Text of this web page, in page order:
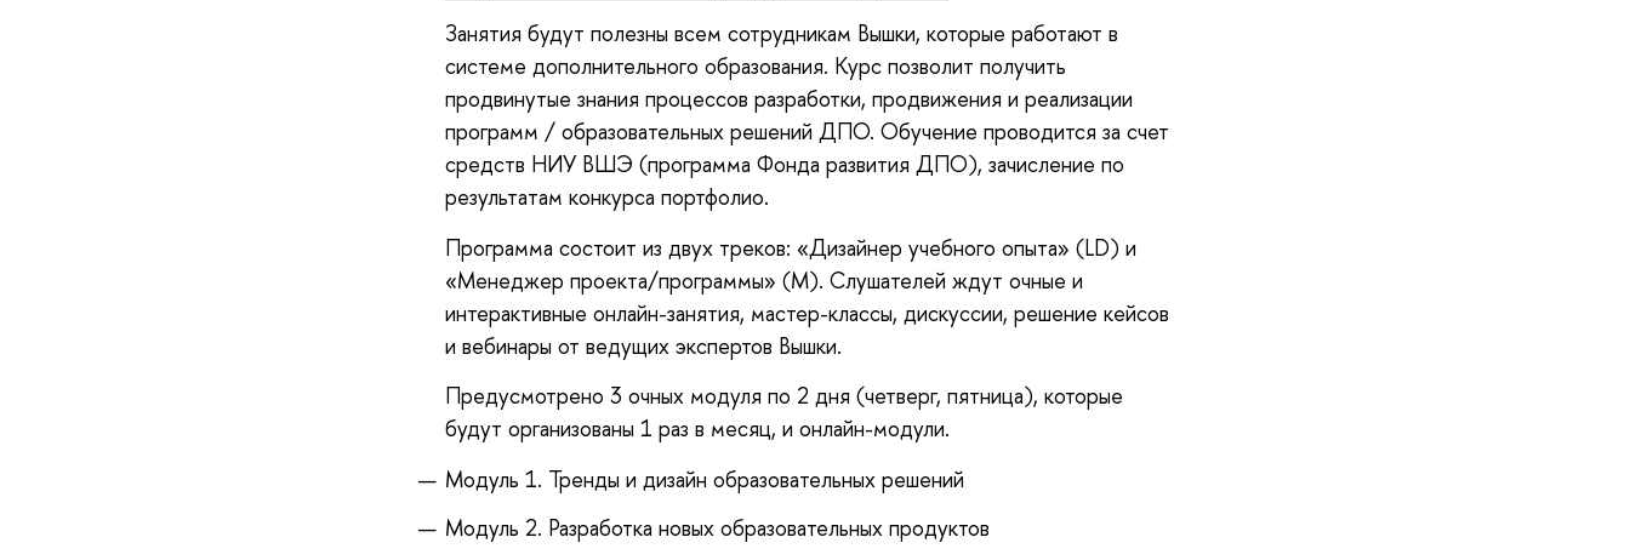
Занятия будут полезны всем сотрудникам Вышки, которые работают в
системе дополнительного образования. Курс позволит получить
продвинутые знания процессов разработки, продвижения и реализации
программ / образовательных решений ДПО. Обучение проводится за счет
средств НИУ ВШЭ (программа Фонда развития ДПО), зачисление по
результатам конкурса портфолио.
Программа состоит из двух треков: «Дизайнер учебного опыта» (LD) и
«Менеджер проекта/программы» (M). Слушателей ждут очные и
интерактивные онлайн-занятия, мастер-классы, дискуссии, решение кейсов
и вебинары от ведущих экспертов Вышки.
Предусмотрено 3 очных модуля по 2 дня (четверг, пятница), которые
будут организованы 1 раз в месяц, и онлайн-модули.
Модуль 1. Тренды и дизайн образовательных решений
Модуль 2. Разработка новых образовательных продуктов